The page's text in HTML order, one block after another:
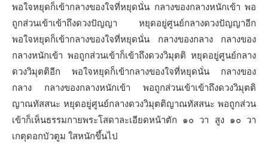
พอใจหยุดก็เข้ากลางของใจที่หยุดนั่น กลางของกลางหนักเข้า พอ
ถูกส่วนเข้าเข้าถึงดวงปัญญา หยุดอยู่ศูนย์กลางดวงปัญญาอีก
พอใจหยุดก็เข้ากลางของใจที่หยุดนั่น กลางของกลาง กลางของ
กลางหนักเข้า พอถูกส่วนเข้าก็เข้าถึงดวงวิมุตติ หยุดอยู่ศูนย์กลาง
ดวงวิมุตติอีก พอใจหยุดก็เข้ากลางของใจที่หยุดนั่น กลางของ
กลาง กลางของกลางหนักเข้า พอถูกส่วนเข้าเข้าถึงดวงวิมุตติ
ญาณทัสสนะ หยุดอยู่ศูนย์กลางดวงวิมุตติญาณทัสสนะ พอถูกส่วน
เข้าก็เห็นธรรมกายพระโสดาละเอียดหน้าตัก ๑๐ วา สูง ๑๐ วา
เกตุดอกบัวตูม ใสหนักขึ้นไป